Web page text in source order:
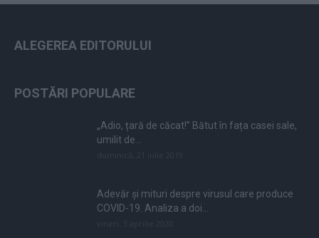
ALEGEREA EDITORULUI
POSTĂRI POPULARE
„Adio, țară de căcat!” Bătut în fața casei sale,
umilit de...
Adevăr și mituri despre virusul care produce
COVID-19. Analiza a doi...